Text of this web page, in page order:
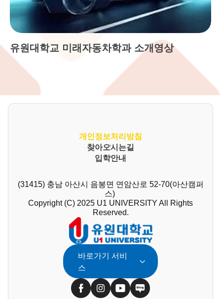
유원대학교 미래자동차학과 소개영상
개인정보처리방침
찾아오시는길
입학안내
(31415) 충남 아산시 음봉면 연암산로 52-70(아산캠퍼
스)
Copyright (C) 2025 U1 UNIVERSITY All Rights
Reserved.
바로가기 서비
스